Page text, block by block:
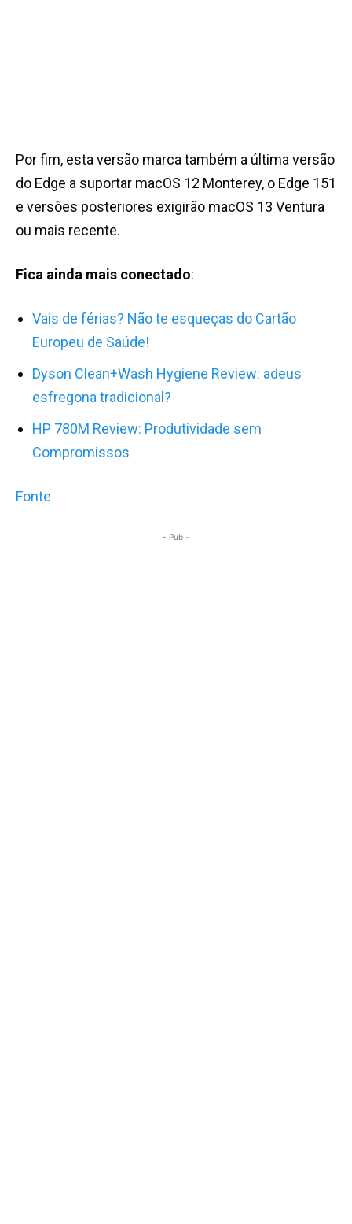
Por fim, esta versão marca também a última versão
do Edge a suportar macOS 12 Monterey, o Edge 151
e versões posteriores exigirão macOS 13 Ventura
ou mais recente.
Fica ainda mais conectado:
Vais de férias? Não te esqueças do Cartão
Europeu de Saúde!
Dyson Clean+Wash Hygiene Review: adeus
esfregona tradicional?
HP 780M Review: Produtividade sem
Compromissos
Fonte
- Pub -